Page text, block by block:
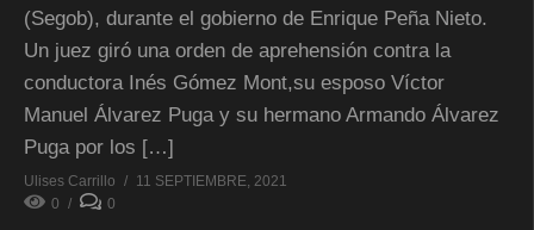
(Segob), durante el gobierno de Enrique Peña Nieto.
Un juez giró una orden de aprehensión contra la
conductora Inés Gómez Mont,su esposo Víctor
Manuel Álvarez Puga y su hermano Armando Álvarez
Puga por los […]
Ulises Carrillo
11 SEPTIEMBRE, 2021
0
0